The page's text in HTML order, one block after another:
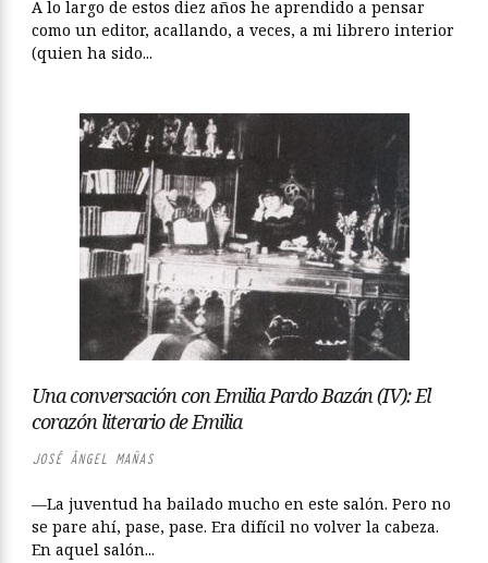
A lo largo de estos diez años he aprendido a pensar
como un editor, acallando, a veces, a mi librero interior
(quien ha sido...
Una conversación con Emilia Pardo Bazán (IV): El
corazón literario de Emilia
JOSÉ ÁNGEL MAÑAS
—La juventud ha bailado mucho en este salón. Pero no
se pare ahí, pase, pase. Era difícil no volver la cabeza.
En aquel salón...